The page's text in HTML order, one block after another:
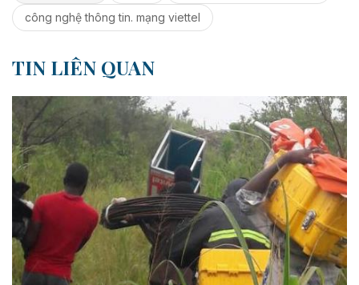
công nghệ thông tin. mạng viettel
TIN LIÊN QUAN